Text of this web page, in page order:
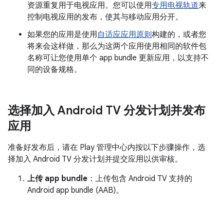
资源重复用于电视应用。您可以使用专用电视轨道来
控制电视应用的发布，使其与移动应用分开。
如果您的应用是使用自适应应用原则构建的，或者您
将来会这样做，那么为这两个应用使用相同的软件包
名称可让您使用单个 app bundle 更新应用，以支持不
同的设备规格。
选择加入 Android TV 分发计划并发布
应用
准备好发布后，请在 Play 管理中心内按以下步骤操作，选
择加入 Android TV 分发计划并提交应用以供审核。
上传 app bundle ：上传包含 Android TV 支持的
Android app bundle (AAB)。